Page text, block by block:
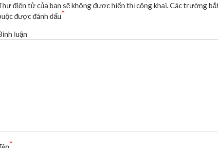
điện tử của bạn sẽ không được hiển thị công khai.Các trường
được đánh dấu*
luận
*